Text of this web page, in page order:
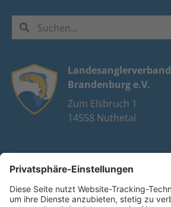
Landesanglerverband
Brandenburg e.V.
Zum Elsbruch 1
14558 Nuthetal
Impressum
Datenschutz
FAQ